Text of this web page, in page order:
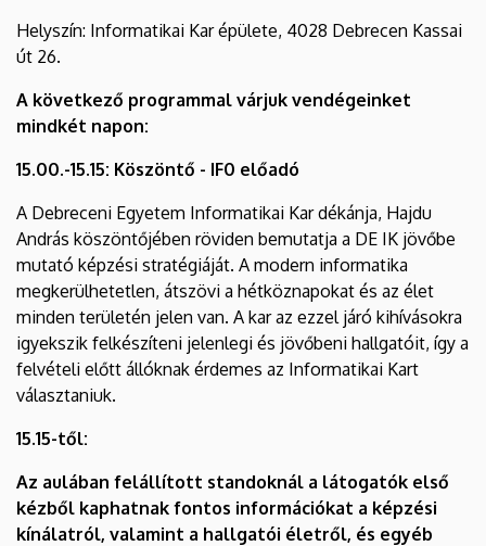
Helyszín: Informatikai Kar épülete, 4028 Debrecen Kassai
út 26.
A következő programmal várjuk vendégeinket
mindkét napon:
15.00.-15.15: Köszöntő - IF0 előadó
A Debreceni Egyetem Informatikai Kar dékánja, Hajdu
András köszöntőjében röviden bemutatja a DE IK jövőbe
mutató képzési stratégiáját. A modern informatika
megkerülhetetlen, átszövi a hétköznapokat és az élet
minden területén jelen van. A kar az ezzel járó kihívásokra
igyekszik felkészíteni jelenlegi és jövőbeni hallgatóit, így a
felvételi előtt állóknak érdemes az Informatikai Kart
választaniuk.
15.15-től:
Az aulában felállított standoknál a látogatók első
kézből kaphatnak fontos információkat a képzési
kínálatról, valamint a hallgatói életről, és egyéb